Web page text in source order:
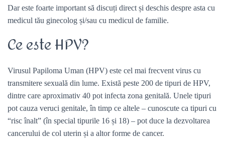
Dar este foarte important să discuți direct și deschis despre asta cu
medicul tău ginecolog și/sau cu medicul de familie.
Ce este HPV?
Virusul Papiloma Uman (HPV) este cel mai frecvent virus cu
transmitere sexuală din lume. Există peste 200 de tipuri de HPV,
dintre care aproximativ 40 pot infecta zona genitală. Unele tipuri
pot cauza veruci genitale, în timp ce altele – cunoscute ca tipuri cu
“risc înalt” (în special tipurile 16 și 18) – pot duce la dezvoltarea
cancerului de col uterin și a altor forme de cancer.